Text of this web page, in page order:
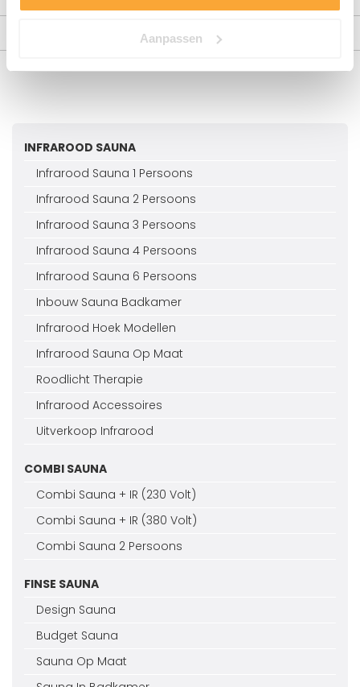
Aanpassen
INFRAROOD SAUNA
Infrarood Sauna 1 Persoons
Infrarood Sauna 2 Persoons
Infrarood Sauna 3 Persoons
Infrarood Sauna 4 Persoons
Infrarood Sauna 6 Persoons
Inbouw Sauna Badkamer
Infrarood Hoek Modellen
Infrarood Sauna Op Maat
Roodlicht Therapie
Infrarood Accessoires
Uitverkoop Infrarood
COMBI SAUNA
Combi Sauna + IR (230 Volt)
Combi Sauna + IR (380 Volt)
Combi Sauna 2 Persoons
FINSE SAUNA
Design Sauna
Budget Sauna
Sauna Op Maat